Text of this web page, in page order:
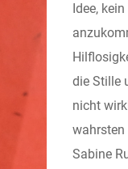
Idee,
die Stille
nicht
wahrsten
Sabine